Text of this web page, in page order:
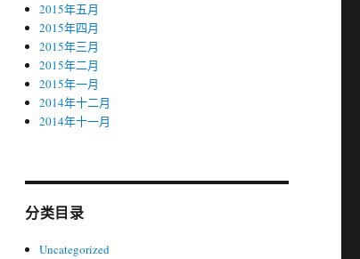
2015年五月
2015年四月
2015年三月
2015年二月
2015年一月
2014年十二月
2014年十一月
分类目录
Uncategorized